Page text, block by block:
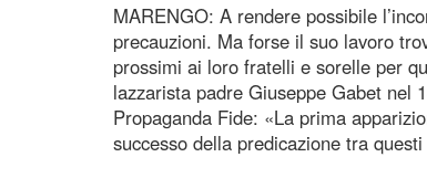
MARENGO: A rendere possibile
precauzioni. Ma forse il suo lavoro
prossimi ai loro fratelli e sorelle per
lazzarista padre Giuseppe Gabet nel
Propaganda Fide: «La prima
successo della predicazione tra